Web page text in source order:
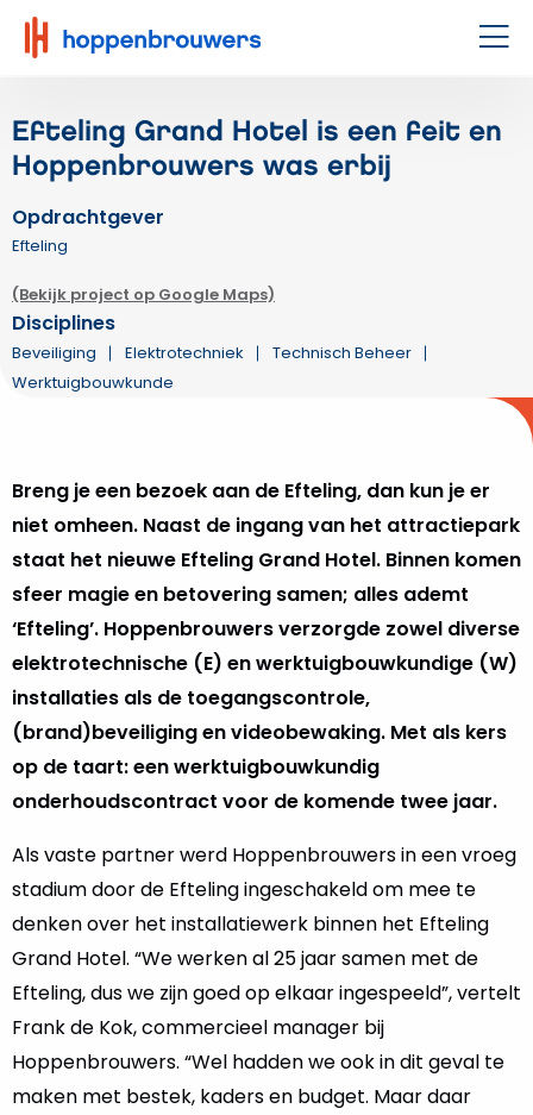
Hoppenbrouwers
|
techniek
leeft
Efteling Grand Hotel is een feit en
Hoppenbrouwers was erbij
Opdrachtgever
Efteling
(Bekijk project op Google Maps)
Disciplines
Beveiliging Elektrotechniek
Technisch Beheer
Werktuigbouwkunde
Breng je een bezoek aan de Efteling, dan kun je er
niet omheen. Naast de ingang van het attractiepark
staat het nieuwe Efteling Grand Hotel. Binnen komen
sfeer magie en betovering samen; alles ademt
‘Efteling’. Hoppenbrouwers verzorgde zowel diverse
elektrotechnische (E) en werktuigbouwkundige (W)
installaties als de toegangscontrole,
(brand)beveiliging en videobewaking. Met als kers
op de taart: een werktuigbouwkundig
onderhoudscontract voor de komende twee jaar.
Als vaste partner werd Hoppenbrouwers in een vroeg
stadium door de Efteling ingeschakeld om mee te
denken over het installatiewerk binnen het Efteling
Grand Hotel. “We werken al 25 jaar samen met de
Efteling, dus we zijn goed op elkaar ingespeeld”, vertelt
Frank de Kok, commercieel manager bij
Hoppenbrouwers. “Wel hadden we ook in dit geval te
maken met bestek, kaders en budget. Maar daar